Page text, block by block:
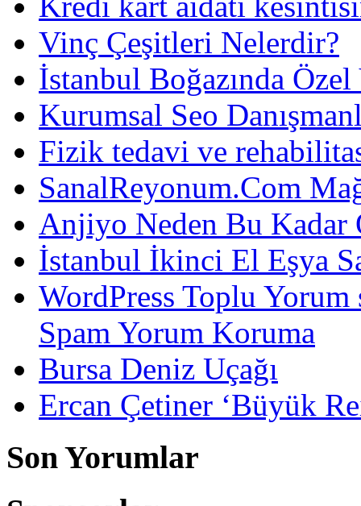
Vinç Çeşitleri Nelerdir?
İstanbul Boğazında
Kurumsal Seo
Fizik tedavi ve
SanalReyonum.Com
Anjiyo Neden Bu Kadar
İstanbul İkinci El Eşya
WordPress Toplu
Spam Yorum Koruma
Bursa Deniz Uçağı
Ercan Çetiner ‘Büyük
Son Yorumlar